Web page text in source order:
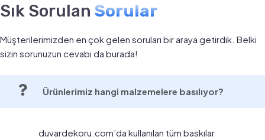
Sık Sorulan Sorular
Müşterilerimizden en çok gelen soruları bir araya getirdik. Belki
sizin sorunuzun cevabı da burada!
Ürünlerimiz hangi malzemelere basılıyor?
duvardekoru.com’da kullanılan tüm baskılar